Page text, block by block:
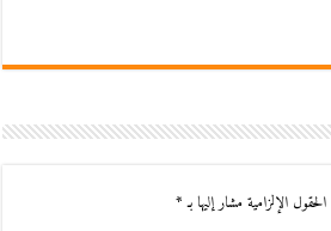
الحقول الإلزامية مشار إليها بـ*